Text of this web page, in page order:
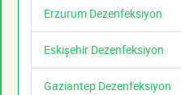
Erzurum Dezenfeksiyon
Eskişehir Dezenfeksiyon
Gaziantep Dezenfeksiyon